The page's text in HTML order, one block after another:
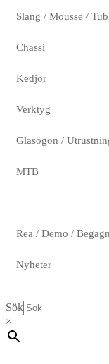
Slang / Mousse /
Chassi
Kedjor
Verktyg
Glasögon /
MTB
Rea / Demo /
Nyheter
Sök
×